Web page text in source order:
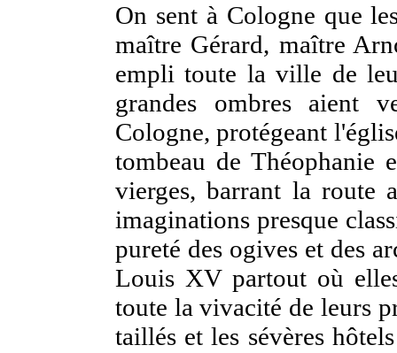
On sent à Cologne que
maître Gérard, maître
empli toute la ville de
grandes ombres aient
Cologne, protégeant
tombeau de Théophanie
vierges, barrant la route
imaginations presque
pureté des ogives et des
Louis XV partout où
toute la vivacité de leurs
taillés et les sévères